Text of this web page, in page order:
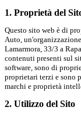
1. Proprietà del
Questo sito web è di
Auto,
Lamarmora, 33/3 a
contenuti presenti sul
software, sono di
proprietari terzi e sono
marchi e proprietà
2. Utilizzo del Sito